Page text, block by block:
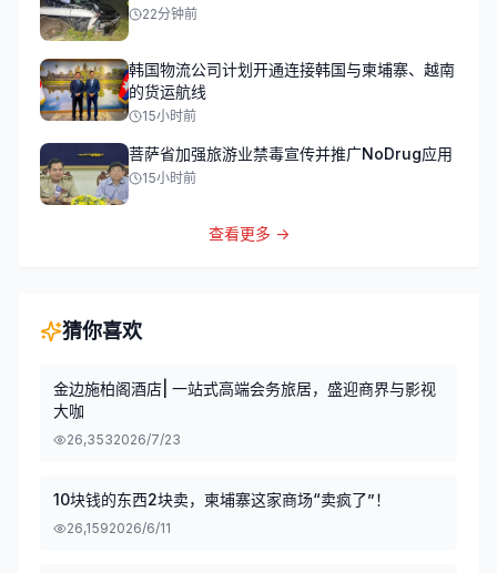
22分钟前
韩国物流公司计划开通连接韩国与柬埔寨、越南
的货运航线
15小时前
菩萨省加强旅游业禁毒宣传并推广NoDrug应用
15小时前
查看更多 →
猜你喜欢
金边施柏阁酒店| 一站式高端会务旅居，盛迎商界与影视
大咖
26,3532026/7/23
10块钱的东西2块卖，柬埔寨这家商场“卖疯了”！
26,1592026/6/11